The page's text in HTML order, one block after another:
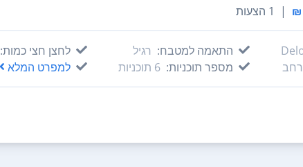
| 1 הצעות
רחב
התאמה למטבח: רגיל
מספר תוכניות: 6‏ תוכניות
לחצן חצי כמות:
למפרט המלא